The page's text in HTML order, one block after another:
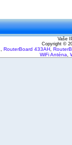
Vaše
Copyright ©
RouterBoard 433AH
WiFi Anténa